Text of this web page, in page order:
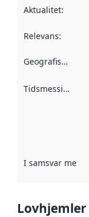
Aktualitet:
Relevans:
Geografisk avgrensning
Tidsmessig avgrensning
I samsvar med
Lovhjemler